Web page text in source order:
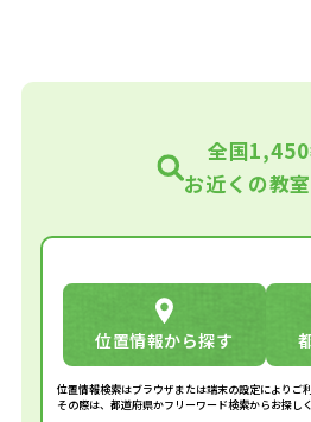
全国
お近くの教
位置情報から探す
位置情報検索はブラウザまたは端末の設定によりご
その際は、都道府県かフリーワード検索からお探しく